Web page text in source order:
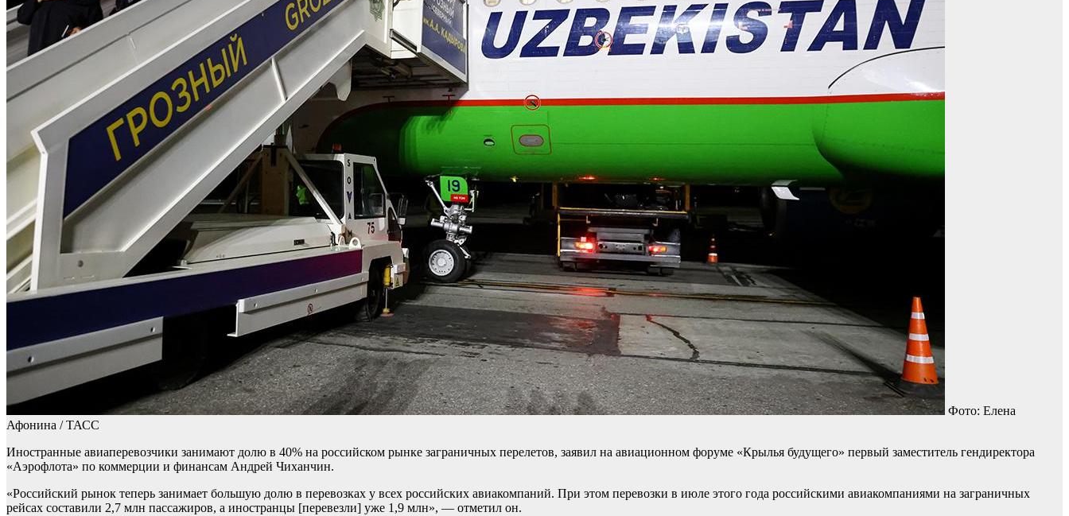
Фото: Елена
Афонина / ТАСС
Иностранные авиаперевозчики занимают долю в 40% на российском рынке заграничных перелетов, заявил на авиационном форуме «Крылья будущего» первый заместитель гендиректора
«Аэрофлота» по коммерции и финансам Андрей Чиханчин.
«Российский рынок теперь занимает большую долю в перевозках у всех российских авиакомпаний. При этом перевозки в июле этого года российскими авиакомпаниями на заграничных
рейсах составили 2,7 млн пассажиров, а иностранцы [перевезли] уже 1,9 млн», — отметил он.